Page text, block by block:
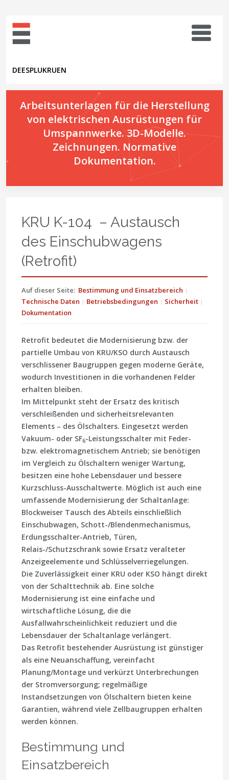
DEESPLUKRUEN
Arbeitsunterlagen für die Herstellung
von elektrischen Ausrüstungen für
Umspannwerke. 3D-Modelle.
Zeichnungen. Normative
Dokumentation.
KRU K-104 – Austausch
des Einschubwagens
(Retrofit)
Auf dieser Seite: Bestimmung und Einsatzbereich
Technische Daten
Betriebsbedingungen
Sicherheit
Dokumentation
Retrofit bedeutet die Modernisierung bzw. der
partielle Umbau von KRU/KSO durch Austausch
verschlissener Baugruppen gegen moderne Geräte,
wodurch Investitionen in die vorhandenen Felder
erhalten bleiben.
Im Mittelpunkt steht der Ersatz des kritisch
verschleißenden und sicherheitsrelevanten
Elements – des Ölschalters. Eingesetzt werden
Vakuum- oder SF6-Leistungsschalter mit Feder-
bzw. elektromagnetischem Antrieb; sie benötigen
im Vergleich zu Ölschaltern weniger Wartung,
besitzen eine hohe Lebensdauer und bessere
Kurzschluss-Ausschaltwerte. Möglich ist auch eine
umfassende Modernisierung der Schaltanlage:
Blockweiser Tausch des Abteils einschließlich
Einschubwagen, Schott-/Blendenmechanismus,
Erdungsschalter-Antrieb, Türen,
Relais-/Schutzschrank sowie Ersatz veralteter
Anzeigeelemente und Schlüsselverriegelungen.
Die Zuverlässigkeit einer KRU oder KSO hängt direkt
von der Schalttechnik ab. Eine solche
Modernisierung ist eine einfache und
wirtschaftliche Lösung, die die
Ausfallwahrscheinlichkeit reduziert und die
Lebensdauer der Schaltanlage verlängert.
Das Retrofit bestehender Ausrüstung ist günstiger
als eine Neuanschaffung, vereinfacht
Planung/Montage und verkürzt Unterbrechungen
der Stromversorgung; regelmäßige
Instandsetzungen von Ölschaltern bieten keine
Garantien, während viele Zellbaugruppen erhalten
werden können.
Bestimmung und
Einsatzbereich